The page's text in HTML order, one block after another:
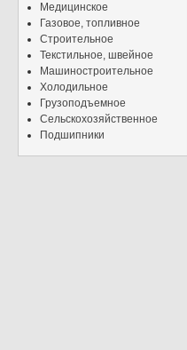
Медицинское
Газовое, топливное
Строительное
Текстильное, швейное
Машиностроительное
Холодильное
Грузоподъемное
Сельскохозяйственное
Подшипники